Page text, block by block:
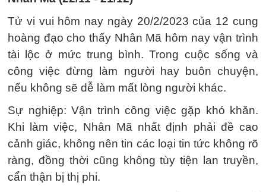
Tử vi vui hôm nay ngày 20/2/2023 của 12 cung
hoàng đạo cho thấy Nhân Mã hôm nay vận trình
tài lộc ở mức trung bình. Trong cuộc sống và
công việc đừng làm người hay buôn chuyện,
nếu không sẽ dễ làm mất lòng người khác.
Sự nghiệp: Vận trình công việc gặp khó khăn.
Khi làm việc, Nhân Mã nhất định phải đề cao
cảnh giác, không nên tin các loại tin tức không rõ
ràng, đồng thời cũng không tùy tiện lan truyền,
cẩn thận bị thị phi.